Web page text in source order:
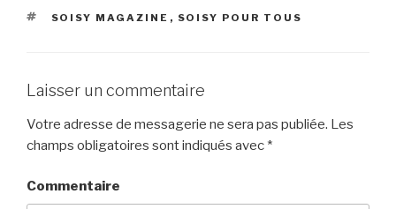
ÉTIQUETTES
SOISY MAGAZINE , SOISY POUR TOUS
Laisser un commentaire
Votre adresse de messagerie ne sera pas publiée. Les
champs obligatoires sont indiqués avec *
Commentaire